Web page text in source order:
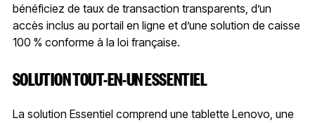
bénéficiez de taux de transaction transparents, d’un
accès inclus au portail en ligne et d’une solution de caisse
100 % conforme à la loi française.
SOLUTION TOUT-EN-UN ESSENTIEL
La solution Essentiel comprend une tablette Lenovo, une